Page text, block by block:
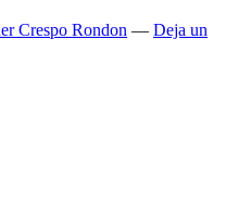
Crespo Rondon — Deja un